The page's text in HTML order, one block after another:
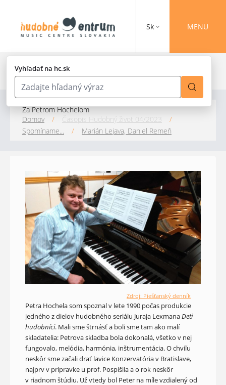
Vyhľadať na hc.sk
Sk MENU
Za Petrom Hochelom
Domov
/ Časopis Hudobný život 04/2023
/
Spomíname...
/ Marián Lejava, Daniel Remeň
Zdroj: Piešťanský denník
Petra Hochela som spoznal v lete 1990 počas produkcie
jedného z dielov hudobného seriálu Juraja LexmanaDeti
hudobníci. Mali sme štrnásť a boli sme tam ako malí
skladatelia: Petrova skladba bola dokonalá, všetko v nej
fungovalo, melódia, harmónia, inštrumentácia. O chvíľu
neskôr sme začali drať lavice Konzervatória v Bratislave,
najprv v prípravke u prof. Pospíšila a o rok neskôr
v riadnom štúdiu. Už vtedy bol Peter na míle vzdialený od